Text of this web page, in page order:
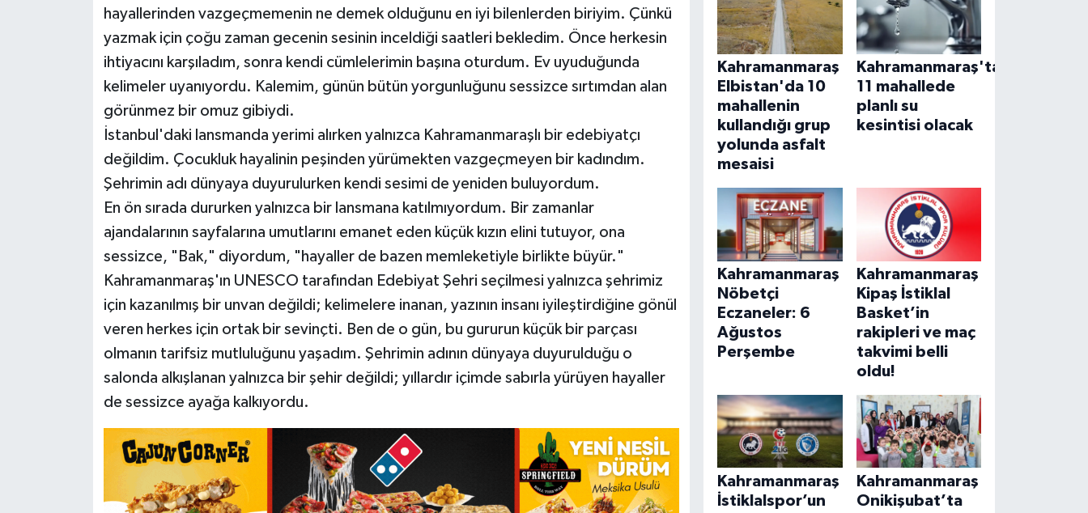
hayallerinden vazgeçmemenin ne demek olduğunu en iyi bilenlerden biriyim. Çünkü
yazmak için çoğu zaman gecenin sesinin inceldiği saatleri bekledim. Önce herkesin
ihtiyacını karşıladım, sonra kendi cümlelerimin başına oturdum. Ev uyuduğunda
kelimeler uyanıyordu. Kalemim, günün bütün yorgunluğunu sessizce sırtımdan alan
görünmez bir omuz gibiydi.
İstanbul'daki lansmanda yerimi alırken yalnızca Kahramanmaraşlı bir edebiyatçı
değildim. Çocukluk hayalinin peşinden yürümekten vazgeçmeyen bir kadındım.
Şehrimin adı dünyaya duyurulurken kendi sesimi de yeniden buluyordum.
En ön sırada dururken yalnızca bir lansmana katılmıyordum. Bir zamanlar
ajandalarının sayfalarına umutlarını emanet eden küçük kızın elini tutuyor, ona
sessizce, "Bak," diyordum, "hayaller de bazen memleketiyle birlikte büyür."
Kahramanmaraş'ın UNESCO tarafından Edebiyat Şehri seçilmesi yalnızca şehrimiz
için kazanılmış bir unvan değildi; kelimelere inanan, yazının insanı iyileştirdiğine gönül
veren herkes için ortak bir sevinçti. Ben de o gün, bu gururun küçük bir parçası
olmanın tarifsiz mutluluğunu yaşadım. Şehrimin adının dünyaya duyurulduğu o
salonda alkışlanan yalnızca bir şehir değildi; yıllardır içimde sabırla yürüyen hayaller
de sessizce ayağa kalkıyordu.
Kahramanmaraş
Elbistan'da 10
mahallenin
kullandığı grup
yolunda asfalt
mesaisi
Kahramanmaraş'ta
11 mahallede
planlı su
kesintisi olacak
Kahramanmaraş
Nöbetçi
Eczaneler: 6
Ağustos
Perşembe
Kahramanmaraş
Kipaş İstiklal
Basket’in
rakipleri ve maç
takvimi belli
oldu!
Kahramanmaraş
İstiklalspor’un
Kahramanmaraş
Onikişubat’ta